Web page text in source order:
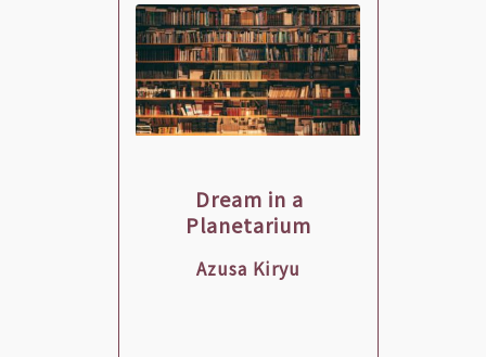
Dream in a
Planetarium
Azusa Kiryu